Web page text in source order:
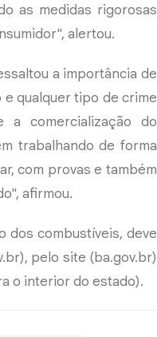
as medidas rigorosas
alertou.
a importância de
qualquer tipo de crime
comercialização do
trabalhando de forma
com provas e também
afirmou.
dos combustíveis, deve
), pelo site (ba.gov.br)
o interior do estado).